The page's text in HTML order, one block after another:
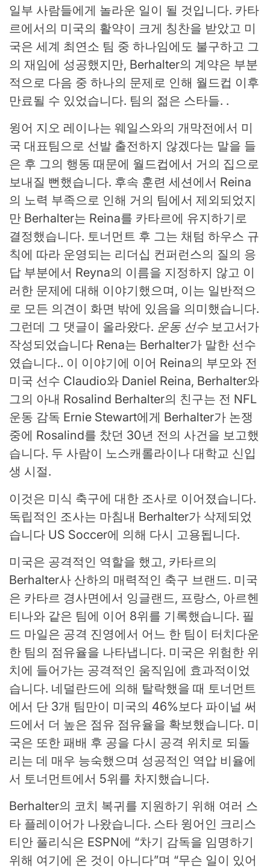
일부 사람들에게 놀라운 일이 될 것입니다. 카타
르에서의 미국의 활약이 크게 칭찬을 받았고 미
국은 세계 최연소 팀 중 하나임에도 불구하고 그
의 재임에 성공했지만, Berhalter의 계약은 부분
적으로 다음 중 하나의 문제로 인해 월드컵 이후
만료될 수 있었습니다. 팀의 젊은 스타들. .
윙어 지오 레이나는 웨일스와의 개막전에서 미
국 대표팀으로 선발 출전하지 않겠다는 말을 들
은 후 그의 행동 때문에 월드컵에서 거의 집으로
보내질 뻔했습니다. 후속 훈련 세션에서 Reina
의 노력 부족으로 인해 거의 팀에서 제외되었지
만 Berhalter는 Reina를 카타르에 유지하기로
결정했습니다. 토너먼트 후 그는 채텀 하우스 규
칙에 따라 운영되는 리더십 컨퍼런스의 질의 응
답 부분에서 Reyna의 이름을 지정하지 않고 이
러한 문제에 대해 이야기했으며, 이는 일반적으
로 모든 의견이 화면 밖에 있음을 의미했습니다.
그런데 그 댓글이 올라왔다. 운동 선수보고서가
작성되었습니다 Rena는 Berhalter가 말한 선수
였습니다.. 이 이야기에 이어 Reina의 부모와 전
미국 선수 Claudio와 Daniel Reina, Berhalter와
그의 아내 Rosalind Berhalter의 친구는 전 NFL
운동 감독 Ernie Stewart에게 Berhalter가 논쟁
중에 Rosalind를 찼던 30년 전의 사건을 보고했
습니다. 두 사람이 노스캐롤라이나 대학교 신입
생 시절.
이것은 미식 축구에 대한 조사로 이어졌습니다.
독립적인 조사는 마침내 Berhalter가 삭제되었
습니다 US Soccer에 의해 다시 고용됩니다.
미국은 공격적인 역할을 했고, 카타르의
Berhalter사 산하의 매력적인 축구 브랜드. 미국
은 카타르 경사면에서 잉글랜드, 프랑스, ​​아르헨
티나와 같은 팀에 이어 8위를 기록했습니다. 필
드 마일은 공격 진영에서 어느 한 팀이 터치다운
한 팀의 점유율을 나타냅니다. 미국은 위험한 위
치에 들어가는 공격적인 움직임에 효과적이었
습니다. 네덜란드에 의해 탈락했을 때 토너먼트
에서 단 3개 팀만이 미국의 46%보다 파이널 써
드에서 더 높은 점유 점유율을 확보했습니다. 미
국은 또한 패배 후 공을 다시 공격 위치로 되돌
리는 데 매우 능숙했으며 성공적인 역압 비율에
서 토너먼트에서 5위를 차지했습니다.
Berhalter의 코치 복귀를 지원하기 위해 여러 스
타 플레이어가 나왔습니다. 스타 윙어인 크리스
티안 풀리식은 ESPN에 “차기 감독을 임명하기
위해 여기에 온 것이 아니다”며 “무슨 일이 있어